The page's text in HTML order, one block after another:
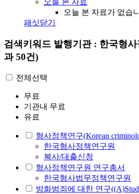
오늘 본 자료
오늘 본 자료가 없습
패싯닫기
검색키워드 발행기관 : 한국형사
과 50건)
전체선택
무료
기관내 무료
유료
형사정책연구(Korean
한국형사정책연구원
복사/대출신청
형사정책연구원 연구총서
한국형사법무정책연구원
방화범죄에 대한 연구